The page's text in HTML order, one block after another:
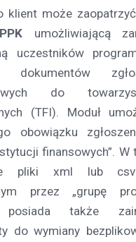
klient może
umożliwiającą
uczestników
dokumentów
do
(TFI). Moduł
obowiązku
finansowych”.
pliki xml lub
przez „grupę
także
do wymiany